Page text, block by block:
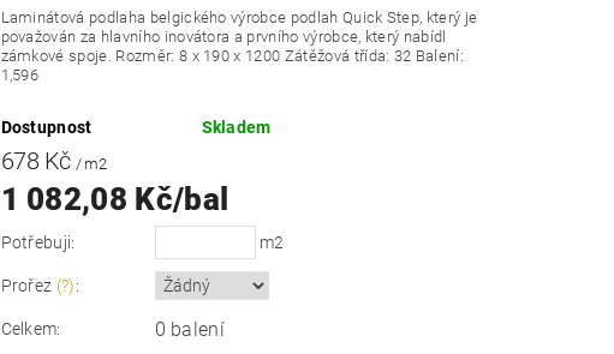
Laminátová podlaha belgického výrobce podlah Quick Step, který je
považován za hlavního inovátora a prvního výrobce, který nabídl
zámkové spoje. Rozměr: 8 x 190 x 1200 Zátěžová třída: 32 Balení:
1,596
Dostupnost Skladem
678 Kč/ m2
1 082,08 Kč/bal
Potřebuji: m2
Prořez (?):
Celkem: 0 balení